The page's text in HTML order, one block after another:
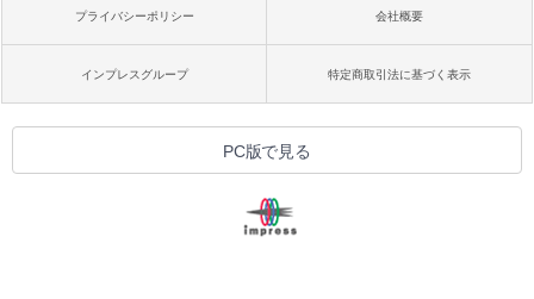
プライバシーポリシー 会社概要
インプレスグループ 特定商取引法に基づく表示
PC版で見る